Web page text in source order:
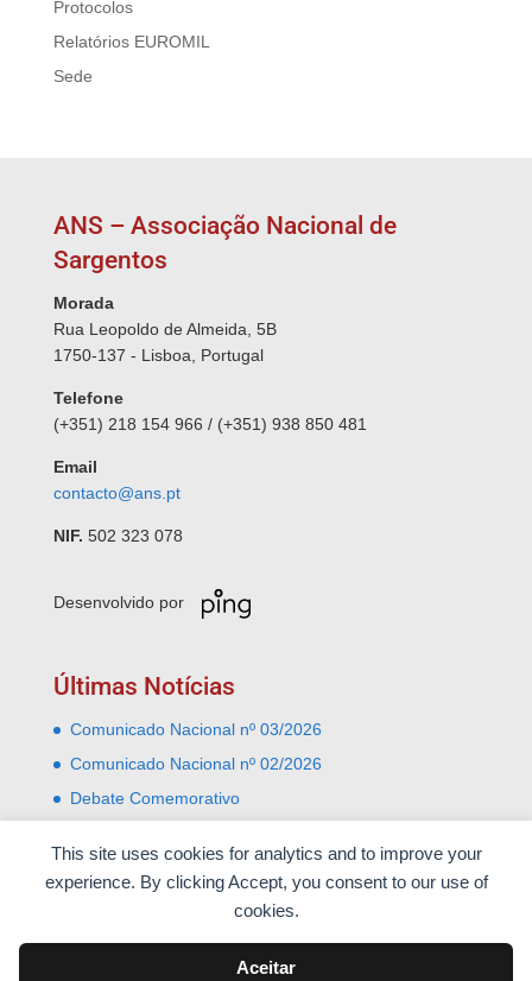
This site uses cookies for analytics and to improve your
experience. By clicking Accept, you consent to our use of
cookies.
Aceitar
Protocolos
Relatórios EUROMIL
Sede
ANS – Associação Nacional de
Sargentos
Morada
Rua Leopoldo de Almeida, 5B
1750-137 - Lisboa, Portugal
Telefone
(+351) 218 154 966 / (+351) 938 850 481
Email
contacto@ans.pt
NIF. 502 323 078
Desenvolvido por
Últimas Notícias
Comunicado Nacional nº 03/2026
Comunicado Nacional nº 02/2026
Debate Comemorativo
Almoço comemorativo do 52º aniversário do 25 de
Abril